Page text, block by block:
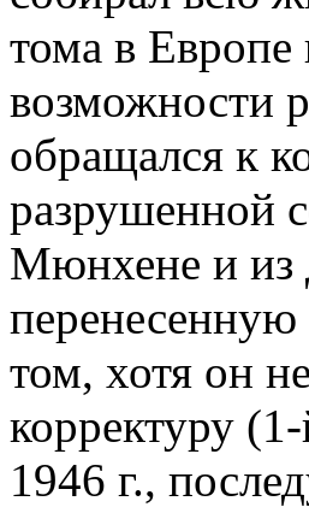
тома в
возможности
обращался к
разрушенной
Мюнхене и из
перенесенную
том, хотя он
корректуру
1946 г.,